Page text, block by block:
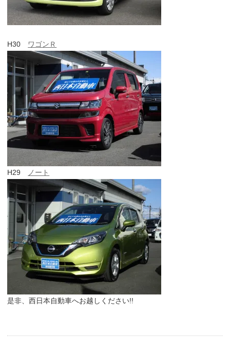
H30 ワゴンＲ
H29 ノート
是非、西日本自動車へお越しください!!